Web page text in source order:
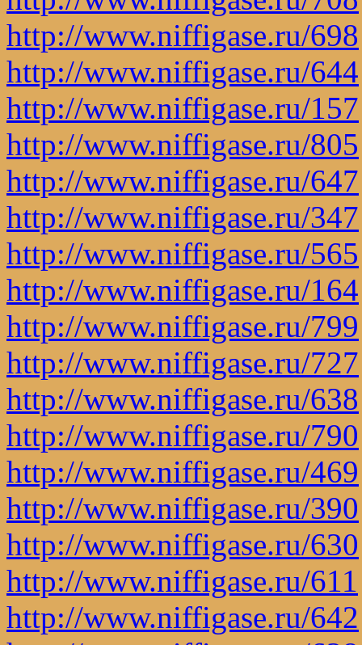
http://www.niffigase.ru/698
http://www.niffigase.ru/644
http://www.niffigase.ru/157
http://www.niffigase.ru/805
http://www.niffigase.ru/647
http://www.niffigase.ru/347
http://www.niffigase.ru/565
http://www.niffigase.ru/164
http://www.niffigase.ru/799
http://www.niffigase.ru/727
http://www.niffigase.ru/638
http://www.niffigase.ru/790
http://www.niffigase.ru/469
http://www.niffigase.ru/390
http://www.niffigase.ru/630
http://www.niffigase.ru/611
http://www.niffigase.ru/642